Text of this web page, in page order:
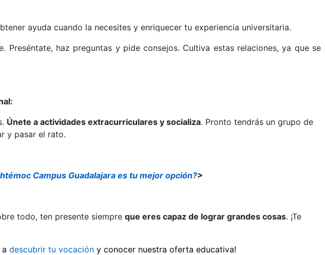
ayuda cuando la necesites y enriquecer tu experiencia universitaria.
haz preguntas y pide consejos. Cultiva estas relaciones, ya que se
Únete a actividades extracurriculares y socializa. Pronto tendrás un grupo de
y pasar el rato.
Campus Guadalajara es tu mejor opción?>
todo, ten presente siempre que eres capaz de lograr grandes cosas. ¡Te
descubrir tu vocación y conocer nuestra oferta educativa!